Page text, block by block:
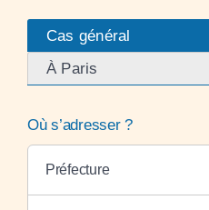
Cas général
À Paris
Où s’adresser ?
Préfecture